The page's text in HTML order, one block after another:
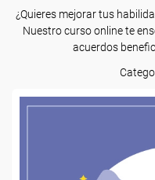
¿Quieres mejorar tus
Nuestro curso online te
acuerdos